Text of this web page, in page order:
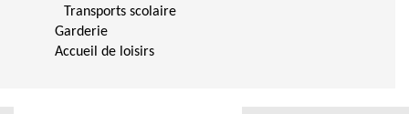
Transports scolaire
Garderie
Accueil de loisirs